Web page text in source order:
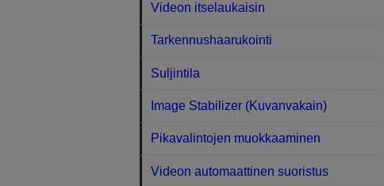
Videon itselaukaisin
Tarkennushaarukointi
Suljintila
Image Stabilizer (Kuvanvakain)
Pikavalintojen muokkaaminen
Videon automaattinen suoristus